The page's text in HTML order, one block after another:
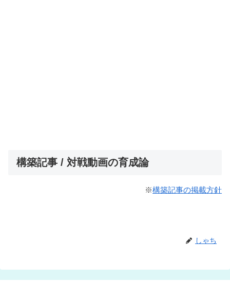
構築記事 / 対戦動画の育成論
※構築記事の掲載方針
しゃち